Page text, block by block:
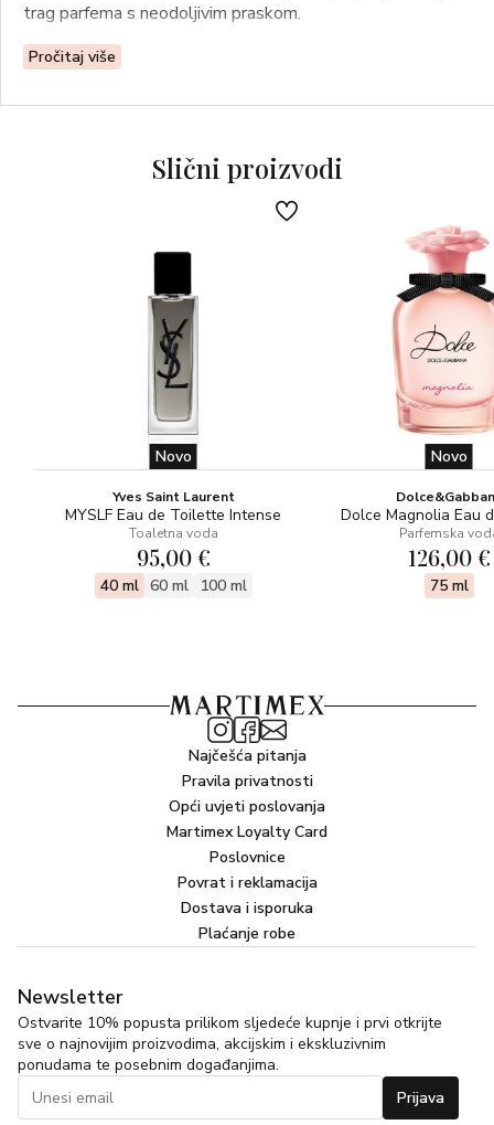
trag parfema s neodoljivim praskom.
Pročitaj više
Slični proizvodi
Novo
Yves Saint Laurent
MYSLF Eau de Toilette Intense
Toaletna voda
95,00 €
40 ml 60 ml 100 ml
Novo
Dolce Magnolia Eau
Parfemska
126,00 €
75 ml
Najčešća pitanja
Pravila privatnosti
Opći uvjeti poslovanja
Martimex Loyalty Card
Poslovnice
Povrat i reklamacija
Dostava i isporuka
Plaćanje robe
Newsletter
Ostvarite 10% popusta prilikom sljedeće kupnje i prvi otkrijte
sve o najnovijim proizvodima, akcijskim i ekskluzivnim
ponudama te posebnim događanjima.
Prijava